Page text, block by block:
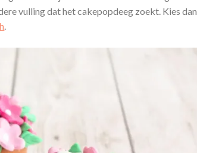
vulling dat het cakepopdeeg zoekt. Kies dan
.